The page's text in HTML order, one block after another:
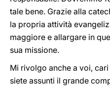
tale bene. Grazie alla
la propria attività
maggiore e allargare in
sua missione.
Mi rivolgo anche a voi,
siete assunti il grande